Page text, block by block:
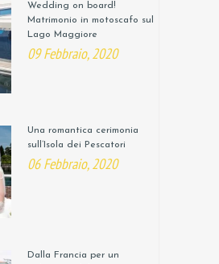
Wedding on board!
Matrimonio in motoscafo sul
Lago Maggiore
09 Febbraio, 2020
Una romantica cerimonia
sull’Isola dei Pescatori
06 Febbraio, 2020
Dalla Francia per un